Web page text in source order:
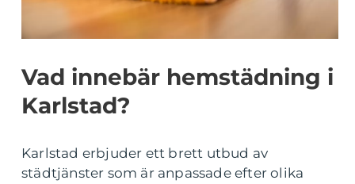
Vad innebär hemstädning i
Karlstad?
Karlstad erbjuder ett brett utbud av
städtjänster som är anpassade efter olika